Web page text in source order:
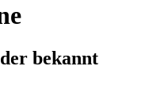
bekannt